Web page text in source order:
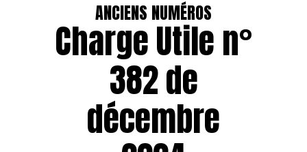
ANCIENS NUMÉROS
Charge Utile n°
382 de
décembre